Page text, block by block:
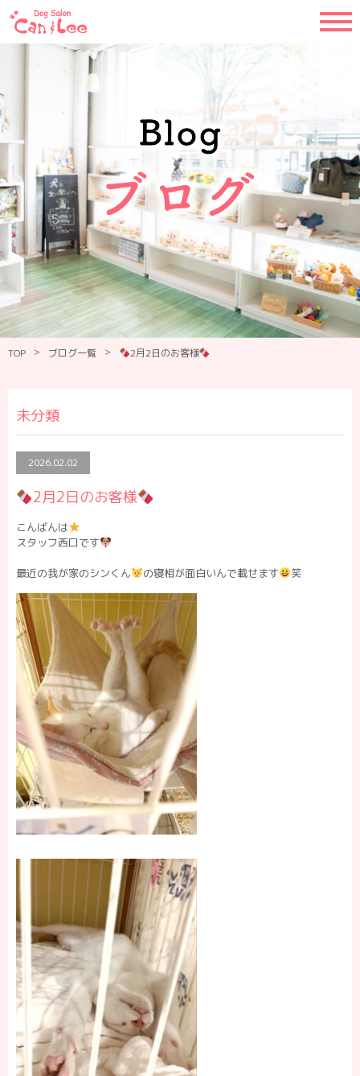
TOP > ブログ一覧 > 2月2日のお客様
未分類
2026.02.02
2月2日のお客様
こんばんは
スタッフ西口です
最近の我が家のシンくん の寝相が面白いんで載せます 笑